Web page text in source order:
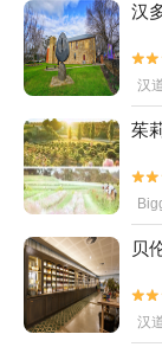
汉
汉
茱
贝
汉